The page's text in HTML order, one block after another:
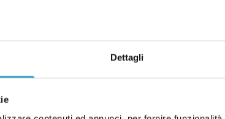
Dettagli
Un post condiviso da Licia Ronzulli (@liciaronzulli)